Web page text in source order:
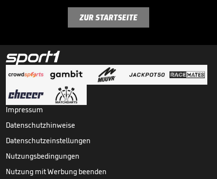
ZUR STARTSEITE
Impressum
Datenschutzhinweise
Datenschutzeinstellungen
Nutzungsbedingungen
Nutzung mit Werbung beenden